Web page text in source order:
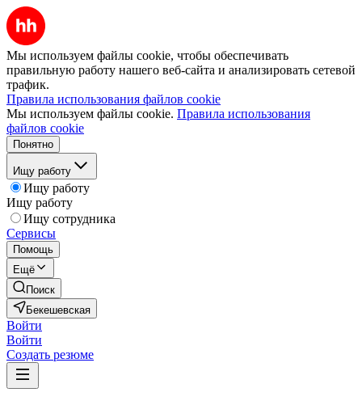
Мы используем файлы cookie, чтобы обеспечивать
правильную работу нашего веб-сайта и анализировать сетевой
трафик.
Правила использования файлов cookie
Мы используем файлы cookie. Правила использования
файлов cookie
Понятно
Ищу работу
Ищу работу
Ищу работу
Ищу сотрудника
Сервисы
Помощь
Ещё
Поиск
Бекешевская
Войти
Войти
Создать резюме